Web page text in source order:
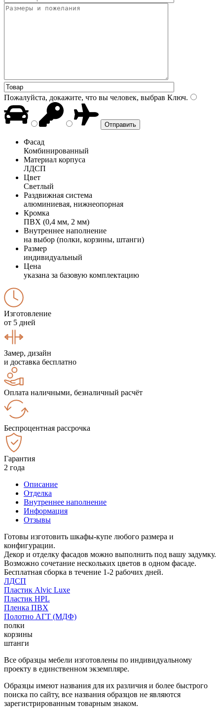
Пожалуйста, докажите, что вы человек, выбрав Ключ.
Фасад
Комбинированный
Материал корпуса
ЛДСП
Цвет
Светлый
Раздвижная система
алюминиевая, нижнеопорная
Кромка
ПВХ (0,4 мм, 2 мм)
Внутреннее наполнение
на выбор (полки, корзины, штанги)
Размер
индивидуальный
Цена
указана за базовую комплектацию
Изготовление
от 5 дней
Замер, дизайн
и доставка бесплатно
Оплата наличными, безналичный расчёт
Беспроцентная рассрочка
Гарантия
2 года
Описание
Отделка
Внутреннее наполнение
Информация
Отзывы
Готовы изготовить шкафы-купе любого размера и
конфигурации.
Декор и отделку фасадов можно выполнить под вашу задумку.
Возможно сочетание нескольких цветов в одном фасаде.
Бесплатная сборка в течение 1-2 рабочих дней.
ЛДСП
Пластик Alvic Luxe
Пластик HPL
Пленка ПВХ
Полотно АГТ (МДФ)
полки
корзины
штанги
Все образцы мебели изготовлены по индивидуальному
проекту в единственном экземпляре.
Образцы имеют названия для их различия и более быстрого
поиска по сайту, все названия образцов не являются
зарегистрированным товарным знаком.